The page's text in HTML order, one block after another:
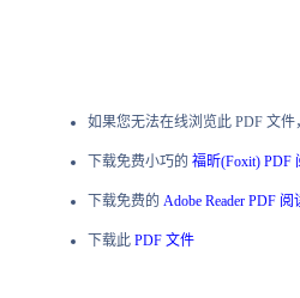
如果您无法在线浏览此 PDF 文件
下载免费小巧的 福昕(Foxit) PDF
下载免费的 Adobe Reader PDF 阅
下载此 PDF 文件